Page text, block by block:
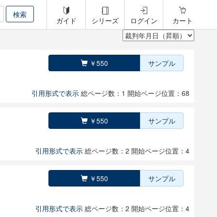
ガイド シリーズ ログイン カート
￥550
サンプル
引用形式で表示 総ページ数：1 開始ページ位置：68
￥550
サンプル
引用形式で表示 総ページ数：2 開始ページ位置：4
￥550
サンプル
引用形式で表示 総ページ数：2 開始ページ位置：4